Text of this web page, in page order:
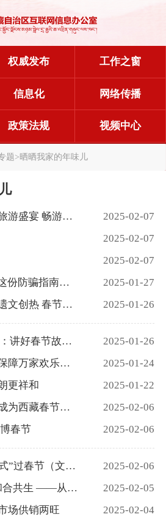
权威发布 工作之窗
信息化 网络传播
政策法规 视频中心
题>晒晒我家的年味儿
春节里的八宿：共赴旅游盛宴 畅游藏东明珠
2025-02-07
2025-02-07
2025-02-07
春节反诈“不打烊”，这份防骗指南请收好→
2025-01-27
（神州写真）蛇年非遗文创热 春节市集“尝味”AI糖画
2025-01-26
非遗中国年|人民网评：讲好春节故事 奏响自信强音
2025-01-26
全力护航春节网络，保障万家欢乐团圆
2025-01-24
更祥和
2025-01-22
《哪吒之魔童闹海》成为西藏春节档最受欢迎影片！
2025-02-06
春节
2025-02-06
年味拉满！Z世代“花式”过春节（文化中国行）
2025-02-06
和气致祥 和实生物 和合共生 ——从春节看中国“和”文化
2025-02-05
场供销两旺
2025-02-04